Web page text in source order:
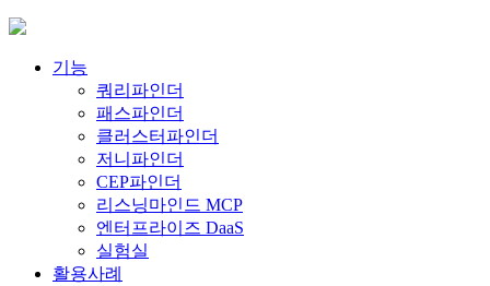
Skip
content기능
쿼리파인더
패스파인더
클러스터파인더
저니파인더
CEP파인더
리스닝마인드 MCP
엔터프라이즈 DaaS
실험실
활용사례